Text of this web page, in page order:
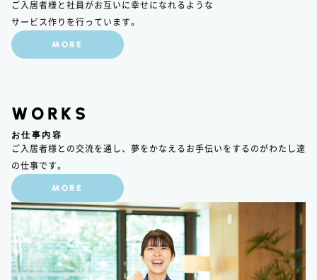
ご入居者様と社員がお互いに幸せになれるような
サービス作りを行っています。
MORE
WORKS
お仕事内容
ご入居者様との交流を通し、夢をかなえるお手伝いをするのがわたし達
の仕事です。
MORE